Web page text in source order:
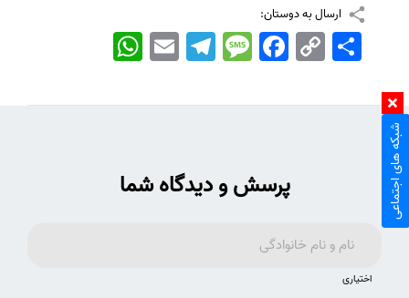
ارسال به دوستان:
WhatsApp EmailTelegramMessageFacebook Copy
Link
اشتراک
پرسش و دیدگاه شما
اختیاری
شبکه های اجتماعی